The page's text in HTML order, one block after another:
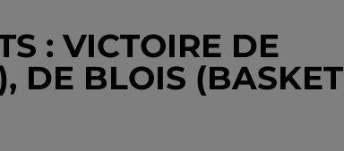
: VICTOIRE DE
DE BLOIS (BASKET